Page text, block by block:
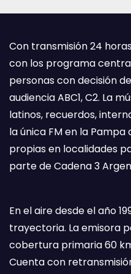
Con transmisión 24
con los programa
personas con decisión
audiencia ABC1, C2. La
latinos, recuerdos,
la única FM en la
propias en localidades
parte de Cadena 3
En el aire desde el año
trayectoria. La emisora
cobertura primaria 60
Cuenta con